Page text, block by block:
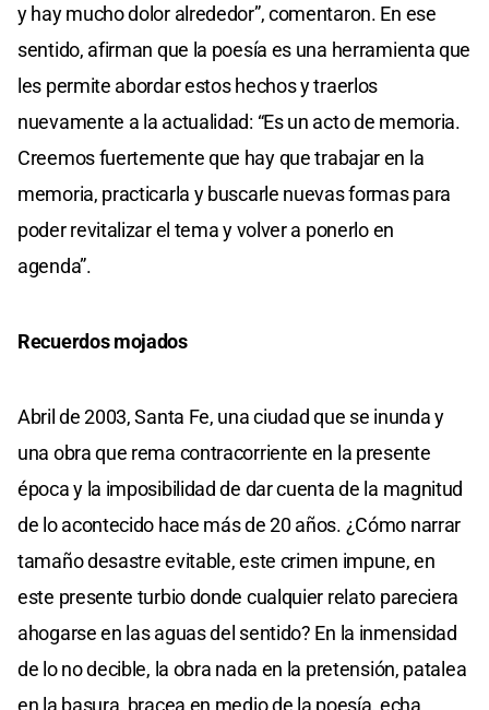
y hay mucho dolor alrededor”, comentaron. En ese
sentido, afirman que la poesía es una herramienta que
les permite abordar estos hechos y traerlos
nuevamente a la actualidad: “Es un acto de memoria.
Creemos fuertemente que hay que trabajar en la
memoria, practicarla y buscarle nuevas formas para
poder revitalizar el tema y volver a ponerlo en
agenda”.
Recuerdos mojados
Abril de 2003, Santa Fe, una ciudad que se inunda y
una obra que rema contracorriente en la presente
época y la imposibilidad de dar cuenta de la magnitud
de lo acontecido hace más de 20 años. ¿Cómo narrar
tamaño desastre evitable, este crimen impune, en
este presente turbio donde cualquier relato pareciera
ahogarse en las aguas del sentido? En la inmensidad
de lo no decible, la obra nada en la pretensión, patalea
en la basura, bracea en medio de la poesía, echa